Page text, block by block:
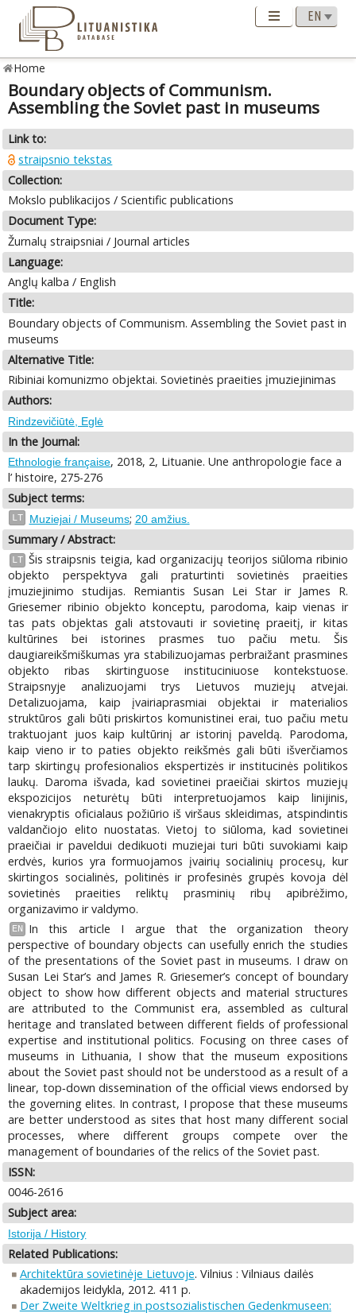
Home
Boundary objects of Communism.
Assembling the Soviet past in museums
Link to:
straipsnio tekstas
Collection:
Mokslo publikacijos / Scientific publications
Document Type:
Žurnalų straipsniai / Journal articles
Language:
Anglų kalba / English
Title:
Boundary objects of Communism. Assembling the Soviet past in
museums
Alternative Title:
Ribiniai komunizmo objektai. Sovietinės praeities įmuziejinimas
Authors:
Rindzevičiūtė, Eglė
In the Journal:
Ethnologie française, 2018, 2, Lituanie. Une anthropologie face a
l’ histoire, 275-276
Subject terms:
LT Muziejai / Museums; 20 amžius.
Summary / Abstract:
LT Šis straipsnis teigia, kad organizacijų teorijos siūloma ribinio
objekto perspektyva gali praturtinti sovietinės praeities
įmuziejinimo studijas. Remiantis Susan Lei Star ir James R.
Griesemer ribinio objekto konceptu, parodoma, kaip vienas ir
tas pats objektas gali atstovauti ir sovietinę praeitį, ir kitas
kultūrines bei istorines prasmes tuo pačiu metu. Šis
daugiareikšmiškumas yra stabilizuojamas perbraižant prasmines
objekto ribas skirtinguose instituciniuose kontekstuose.
Straipsnyje analizuojami trys Lietuvos muziejų atvejai.
Detalizuojama, kaip įvairiaprasmiai objektai ir materialios
struktūros gali būti priskirtos komunistinei erai, tuo pačiu metu
traktuojant juos kaip kultūrinį ar istorinį paveldą. Parodoma,
kaip vieno ir to paties objekto reikšmės gali būti išverčiamos
tarp skirtingų profesionalios ekspertizės ir institucinės politikos
laukų. Daroma išvada, kad sovietinei praeičiai skirtos muziejų
ekspozicijos neturėtų būti interpretuojamos kaip linijinis,
vienakryptis oficialaus požiūrio iš viršaus skleidimas, atspindintis
valdančiojo elito nuostatas. Vietoj to siūloma, kad sovietinei
praeičiai ir paveldui dedikuoti muziejai turi būti suvokiami kaip
erdvės, kurios yra formuojamos įvairių socialinių procesų, kur
skirtingos socialinės, politinės ir profesinės grupės kovoja dėl
sovietinės praeities reliktų prasminių ribų apibrėžimo,
organizavimo ir valdymo.
EN
In this article I argue that the organization theory
perspective of boundary objects can usefully enrich the studies
of the presentations of the Soviet past in museums. I draw on
Susan Lei Star’s and James R. Griesemer’s concept of boundary
object to show how different objects and material structures
are attributed to the Communist era, assembled as cultural
heritage and translated between different fields of professional
expertise and institutional politics. Focusing on three cases of
museums in Lithuania, I show that the museum expositions
about the Soviet past should not be understood as a result of a
linear, top‑down dissemination of the official views endorsed by
the governing elites. In contrast, I propose that these museums
are better understood as sites that host many different social
processes, where different groups compete over the
management of boundaries of the relics of the Soviet past.
ISSN:
0046-2616
Subject area:
Istorija / History
Related Publications:
Architektūra sovietinėje Lietuvoje. Vilnius : Vilniaus dailės
akademijos leidykla, 2012. 411 p.
Der Zweite Weltkrieg in postsozialistischen Gedenkmuseen: